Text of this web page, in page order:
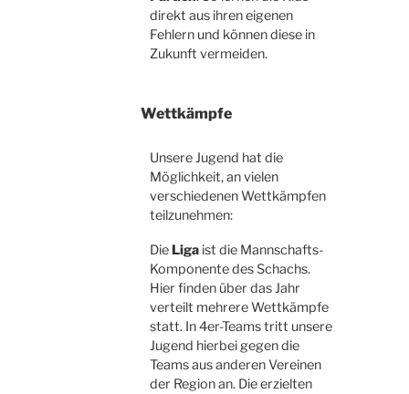
direkt aus ihren eigenen
Fehlern und können diese in
Zukunft vermeiden.
Wettkämpfe
Unsere Jugend hat die
Möglichkeit, an vielen
verschiedenen Wettkämpfen
teilzunehmen:
Die Liga ist die Mannschafts-
Komponente des Schachs.
Hier finden über das Jahr
verteilt mehrere Wettkämpfe
statt. In 4er-Teams tritt unsere
Jugend hierbei gegen die
Teams aus anderen Vereinen
der Region an. Die erzielten